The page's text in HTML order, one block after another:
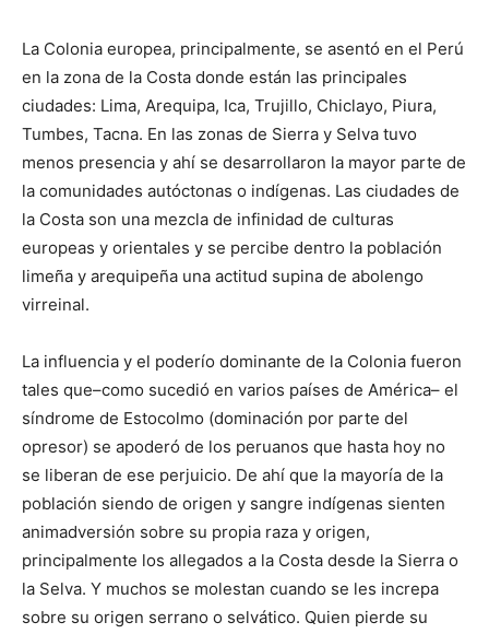
La Colonia europea, principalmente, se asentó en el Perú
en la zona de la Costa donde están las principales
ciudades: Lima, Arequipa, Ica, Trujillo, Chiclayo, Piura,
Tumbes, Tacna. En las zonas de Sierra y Selva tuvo
menos presencia y ahí se desarrollaron la mayor parte de
la comunidades autóctonas o indígenas. Las ciudades de
la Costa son una mezcla de infinidad de culturas
europeas y orientales y se percibe dentro la población
limeña y arequipeña una actitud supina de abolengo
virreinal.
La influencia y el poderío dominante de la Colonia fueron
tales que–como sucedió en varios países de América– el
síndrome de Estocolmo (dominación por parte del
opresor) se apoderó de los peruanos que hasta hoy no
se liberan de ese perjuicio. De ahí que la mayoría de la
población siendo de origen y sangre indígenas sienten
animadversión sobre su propia raza y origen,
principalmente los allegados a la Costa desde la Sierra o
la Selva. Y muchos se molestan cuando se les increpa
sobre su origen serrano o selvático. Quien pierde su